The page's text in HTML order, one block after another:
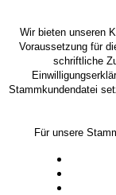
Wir bieten unseren
Voraussetzung für
schriftliche
Stammkundendatei
Für unsere